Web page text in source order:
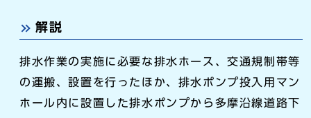
解説
排水作業の実施に必要な排水ホース、交通規制帯等
の運搬、設置を行ったほか、排水ポンプ投入用マン
ホール内に設置した排水ポンプから多摩沿線道路下